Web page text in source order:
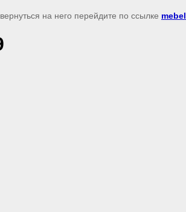
на него перейдите по ссылке